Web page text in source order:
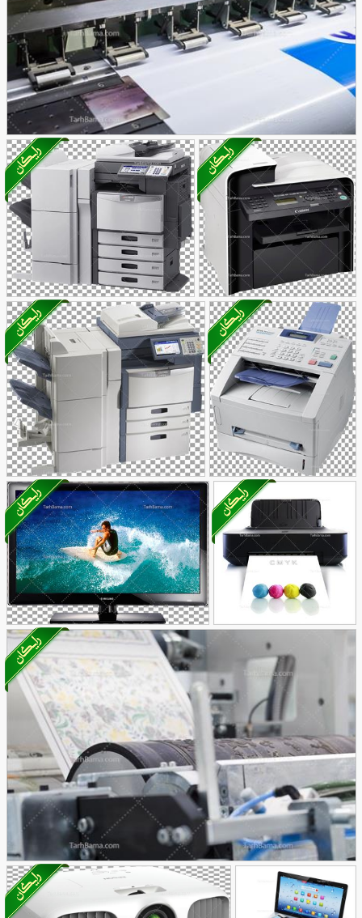
تصویر با کیفیت از پرینتر بنر
33
عکس با کیفیت پرینتر
کوچک
68
عکس با کیفیت پرینتر
62
تصویر با کیفیت
دستگاه پرینت سفید
رنگ دوربری شده
53
تصویر با کیفیت پرینتر خارجی
47
تصویر با کیفیت پرینتر
عکس با کیفیت مانیتور
تصویر با کیفیت دستگاه بزرگ چاپ طرح